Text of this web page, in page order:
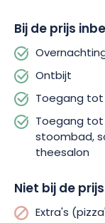
romantisch
wat je nodig hebt
van de Elzas.
Boek nu uw verblijf
uniek moment van
zachte manier van
Bij de prijs
Ontbijt
Toegang
Toegang
stoombad,
theesalon
Niet bij de
Extra's